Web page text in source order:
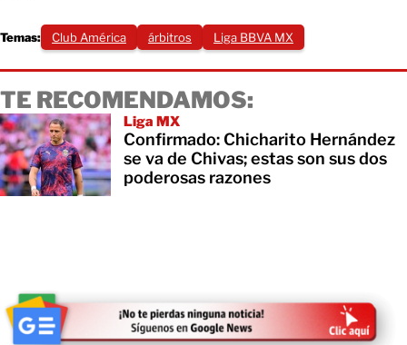
Temas: Club América árbitros Liga BBVA MX
TE RECOMENDAMOS:
Liga MX
Confirmado: Chicharito Hernández
se va de Chivas; estas son sus dos
poderosas razones